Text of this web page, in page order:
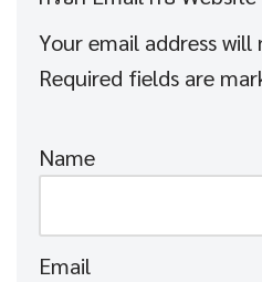
Your email address
Required fields are
Name
Email